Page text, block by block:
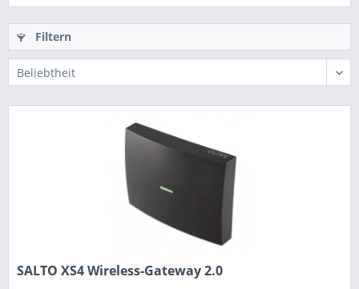
Filtern
SALTO XS4 Wireless-Gateway 2.0